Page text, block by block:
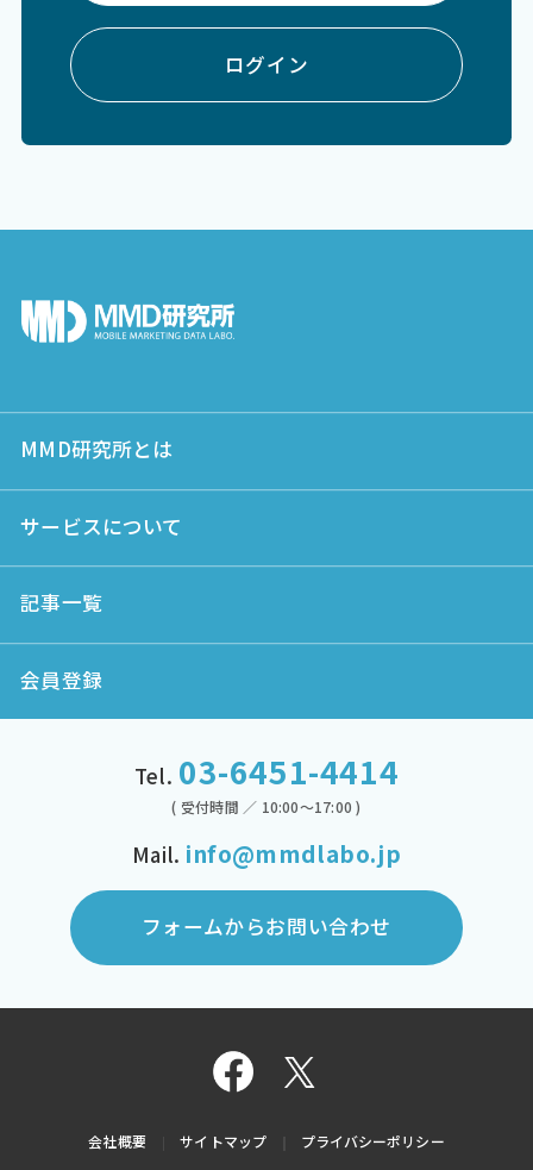
ログイン
MMD研究所とは
サービスについて
記事一覧
会員登録
Tel. 03-6451-4414
( 受付時間 ／ 10:00～17:00 )
Mail. info@mmdlabo.jp
フォームからお問い合わせ
会社概要 サイトマップ プライバシーポリシー